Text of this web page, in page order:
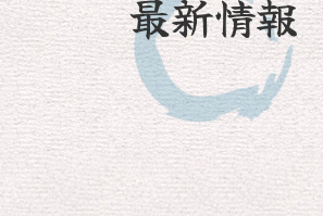
最新情報